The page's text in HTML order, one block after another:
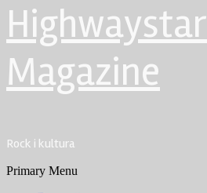
Highwaystar
Magazine
Rock i kultura
Primary Menu